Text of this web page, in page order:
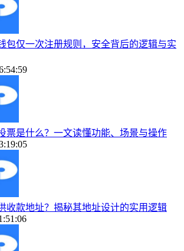
包仅一次注册规则，安全背后的逻辑与实
票是什么？一文读懂功能、场景与操作
收款地址？揭秘其地址设计的实用逻辑